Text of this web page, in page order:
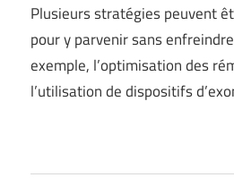
Plusieurs stratégies peuvent
pour y parvenir sans
exemple, l’optimisation des
l’utilisation de dispositifs